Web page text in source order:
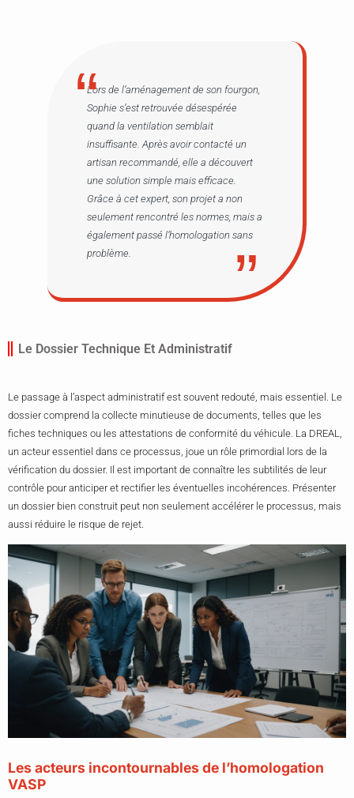
Lors de l’aménagement de son fourgon,
Sophie s’est retrouvée désespérée
quand la ventilation semblait
insuffisante. Après avoir contacté un
artisan recommandé, elle a découvert
une solution simple mais efficace.
Grâce à cet expert, son projet a non
seulement rencontré les normes, mais a
également passé l’homologation sans
problème.
Le Dossier Technique Et Administratif
Le passage à l’aspect administratif est souvent redouté, mais essentiel. Le
dossier comprend la collecte minutieuse de documents, telles que les
fiches techniques ou les attestations de conformité du véhicule. La DREAL,
un acteur essentiel dans ce processus, joue un rôle primordial lors de la
vérification du dossier. Il est important de connaître les subtilités de leur
contrôle pour anticiper et rectifier les éventuelles incohérences. Présenter
un dossier bien construit peut non seulement accélérer le processus, mais
aussi réduire le risque de rejet.
Les acteurs incontournables de l’homologation
VASP